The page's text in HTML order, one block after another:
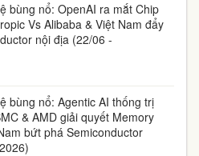
bùng nổ: OpenAI ra mắt Chip
Vs Alibaba & Việt Nam đẩy
nội địa (22/06 -
bùng nổ: Agentic AI thống trị
& AMD giải quyết Memory
bứt phá Semiconductor